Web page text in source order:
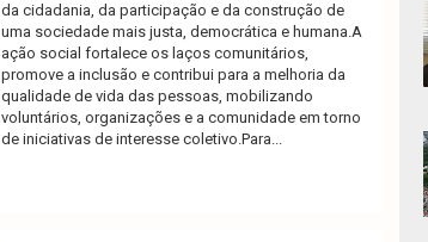
da cidadania, da participação e da construção de
uma sociedade mais justa, democrática e humana.A
ação social fortalece os laços comunitários,
promove a inclusão e contribui para a melhoria da
qualidade de vida das pessoas, mobilizando
voluntários, organizações e a comunidade em torno
de iniciativas de interesse coletivo.Para...